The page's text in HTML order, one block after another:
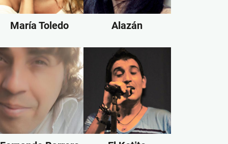
María Toledo Alazán